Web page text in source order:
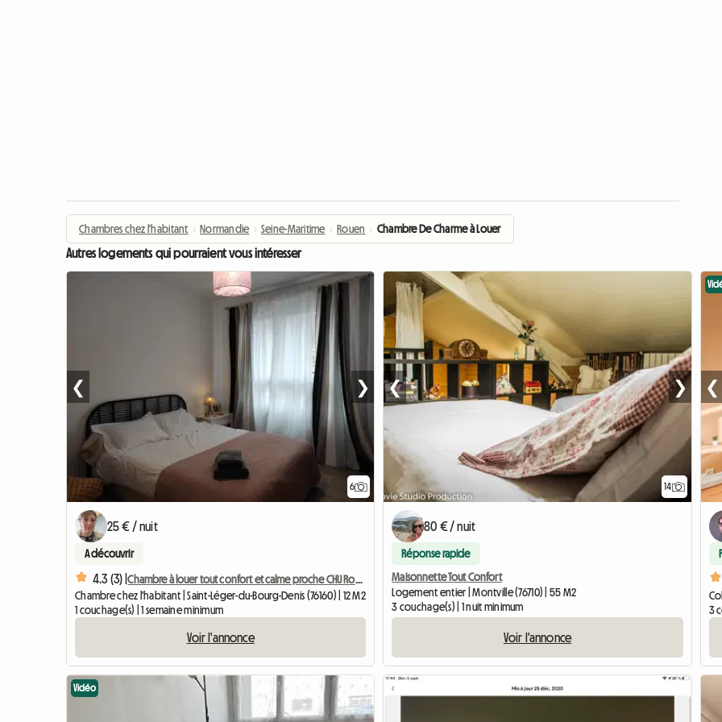
Chambres chez l'habitant › Normandie › Seine-Maritime › Rouen › Chambre De Charme à Louer
Autres logements qui pourraient vous intéresser
6
❮ ❯
25 € / nuit
A découvrir
4.3 (3) |
Chambre à louer tout confort et calme proche CHU Rouen
Chambre chez l'habitant | Saint-Léger-du-Bourg-Denis (76160) | 12 M2
1 couchage(s) | 1 semaine minimum
Voir l'annonce
14
❮ ❯
80 € / nuit
Réponse rapide
Maisonnette Tout Confort
Logement entier | Montville (76710) | 55 M2
3 couchage(s) | 1 nuit minimum
Voir l'annonce
❮
3
Vidéo